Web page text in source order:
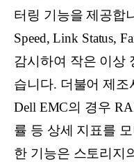
터링 기능을 제공합
Speed, Link Status,
감시하여 작은 이상
습니다. 더불어 제
Dell EMC의 경우
률 등 상세 지표를
한 기능은 스토리지